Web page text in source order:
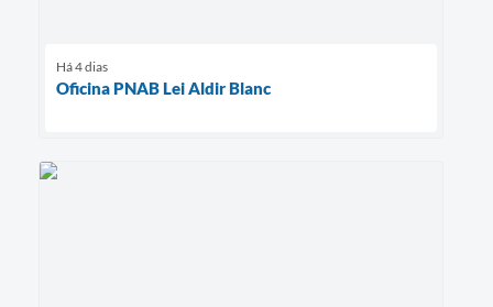
Há 4 dias
Oficina PNAB Lei Aldir Blanc